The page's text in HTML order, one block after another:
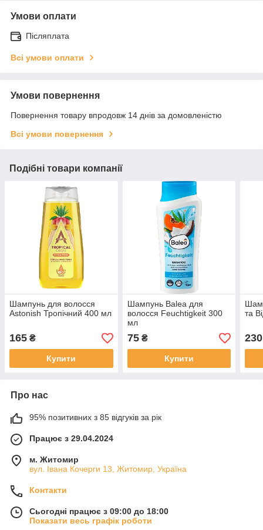
Умови оплати
Післяплата
Всі умови оплати
Умови повернення
Повернення товару впродовж 14 днів за домовленістю
Всі умови повернення
Подібні товари компанії
Шампунь для волосся
Astonish Тропічний 400 мл
165 ₴
Купити
Шампунь Balea для
волосся Feuchtigkeit 300
мл
75₴
Купити
та
230
Про нас
95% позитивних з 85 відгуків за рік
Працює з 29.04.2024
м. Житомир
вул. Івана Кочерги 13, Житомир, Україна
Контакти
Сьогодні працює з 09:00 до 18:00
Показати весь графік роботи